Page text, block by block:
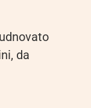
da